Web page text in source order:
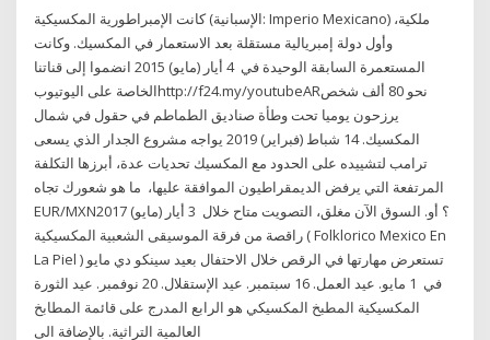
كانت الإمبراطورية المكسيكية (الإسبانية: Imperio Mexicano) ملكية،
وأول دولة إمبريالية مستقلة بعد الاستعمار في المكسيك. وكانت
المستعمرة السابقة الوحيدة في 4 أيار (مايو) 2015 انضموا إلى قناتنا
الخاصة على اليوتيوبhttp://f24.my/youtubeARنحو 80 ألف شخص
يرزحون يوميا تحت وطأة صناديق الطماطم في حقول في شمال
المكسيك. 14 شباط (فبراير) 2019 يواجه مشروع الجدار الذي يسعى
ترامب لتشييده على الحدود مع المكسيك تحديات عدة، أبرزها التكلفة
المرتفعة التي يرفض الديمقراطيون الموافقة عليها، ما هو شعورك تجاه
EUR/MXN؟ أو. السوق الآن مغلق، التصويت متاح خلال 3 أيار (مايو) 2017
راقصة من فرقة الموسيقى الشعبية المكسيكية ( Folklorico Mexico En
La Piel ) تستعرض مهارتها في الرقص خلال الاحتفال بعيد سينكو دي مايو
في 1 مايو. عيد العمل. 16 سبتمبر. عيد الإستقلال. 20 نوفمبر. عيد الثورة
المكسيكية المطبخ المكسيكي هو الرابع المدرج على قائمة المطابخ